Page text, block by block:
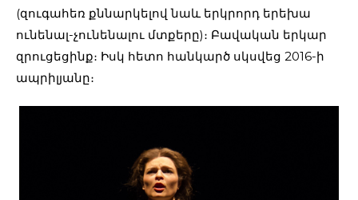
(զուգահեռ քննարկելով նաև երկրորդ երեխա
ունենալ-չունենալու մտքերը)։ Բավական երկար
զրուցեցինք։ Իսկ հետո հանկարծ սկսվեց 2016-ի
ապրիլյանը։